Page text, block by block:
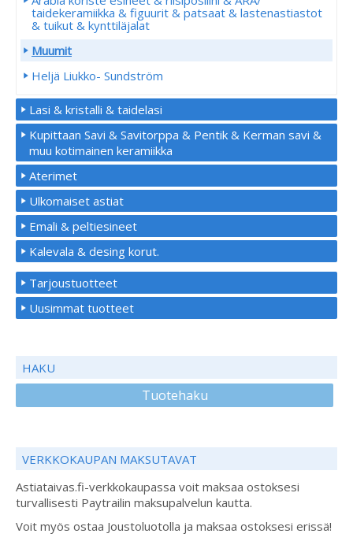
taidekeramiikka & figuurit & patsaat & lastenastiastot
& tuikut & kynttiläjalat
Muumit
Heljä Liukko- Sundström
Lasi & kristalli & taidelasi
Kupittaan Savi & Savitorppa & Pentik & Kerman savi &
muu kotimainen keramiikka
Aterimet
Ulkomaiset astiat
Emali & peltiesineet
Kalevala & desing korut.
Tarjoustuotteet
Uusimmat tuotteet
HAKU
Tuotehaku
VERKKOKAUPAN MAKSUTAVAT
Astiataivas.fi-verkkokaupassa voit maksaa ostoksesi
turvallisesti Paytrailin maksupalvelun kautta.
Voit myös ostaa Joustoluotolla ja maksaa ostoksesi erissä!